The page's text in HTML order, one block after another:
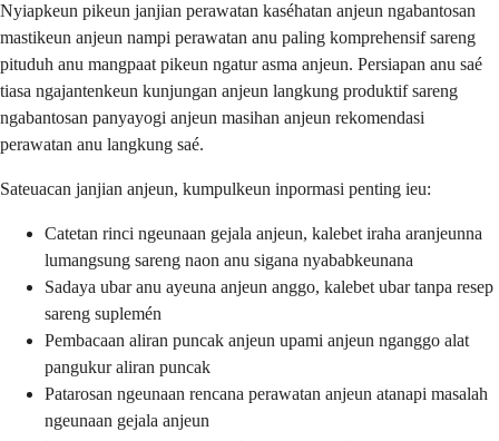
Nyiapkeun pikeun janjian perawatan kaséhatan anjeun ngabantosan
mastikeun anjeun nampi perawatan anu paling komprehensif sareng
pituduh anu mangpaat pikeun ngatur asma anjeun. Persiapan anu saé
tiasa ngajantenkeun kunjungan anjeun langkung produktif sareng
ngabantosan panyayogi anjeun masihan anjeun rekomendasi
perawatan anu langkung saé.
Sateuacan janjian anjeun, kumpulkeun inpormasi penting ieu:
Catetan rinci ngeunaan gejala anjeun, kalebet iraha aranjeunna
lumangsung sareng naon anu sigana nyababkeunana
Sadaya ubar anu ayeuna anjeun anggo, kalebet ubar tanpa resep
sareng suplemén
Pembacaan aliran puncak anjeun upami anjeun nganggo alat
pangukur aliran puncak
Patarosan ngeunaan rencana perawatan anjeun atanapi masalah
ngeunaan gejala anjeun